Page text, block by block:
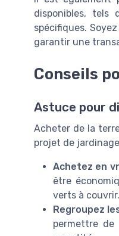
disponibles, tels
spécifiques.
garantir une
Conseils
Astuce pour
Acheter de la
projet de
Achetez en
être
verts à
Regroupez
permettre de